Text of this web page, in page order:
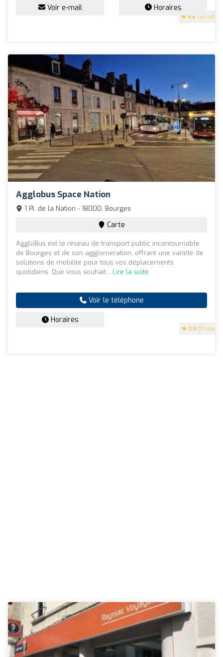
4.6 (30 avis)
Voir e-mail Horaires
Agglobus Space Nation
2.3 (57 avis)
1 Pl. de la Nation - 18000, Bourges
Carte
AggloBus est le réseau de transport public incontournable
de Bourges et de son agglomération, offrant une variété de
solutions de mobilité pour tous vos déplacements
quotidiens. Que vous souhait... Lire la suite
Voir le téléphone
Horaires